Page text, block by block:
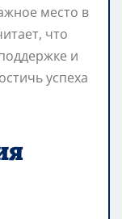
место в
что
и
успеха